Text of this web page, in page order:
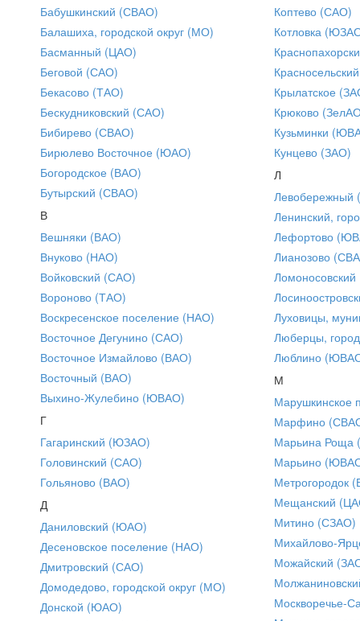
Бабушкинский (СВАО)
Балашиха, городской округ (МО)
Басманный (ЦАО)
Беговой (САО)
Бекасово (ТАО)
Бескудниковский (САО)
Бибирево (СВАО)
Бирюлево Восточное (ЮАО)
Богородское (ВАО)
Бутырский (СВАО)
В
Вешняки (ВАО)
Внуково (НАО)
Войковский (САО)
Вороново (ТАО)
Воскресенское поселение (НАО)
Восточное Дегунино (САО)
Восточное Измайлово (ВАО)
Восточный (ВАО)
Выхино-Жулебино (ЮВАО)
Г
Гагаринский (ЮЗАО)
Головинский (САО)
Гольяново (ВАО)
Д
Даниловский (ЮАО)
Десеновское поселение (НАО)
Дмитровский (САО)
Домодедово, городской округ (МО)
Донской (ЮАО)
Коптево (САО)
Котловка
Крылатское
Крюково
Кузьминки
Кунцево (ЗАО)
Л
Ленинский,
Лефортово
Лианозово
Луховицы,
Люберцы,
Люблино
М
Марушкинское
Марфино
Марьина Роща
Марьино
Метрогородок
Мещанский
Митино (СЗАО)
Михайлово-
Можайский
Москворечье-